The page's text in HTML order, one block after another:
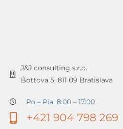
J&J consulting s.r.o.
Bottova 5, 811 09 Bratislava
Po – Pia: 8:00 – 17:00
+421 904 798 269